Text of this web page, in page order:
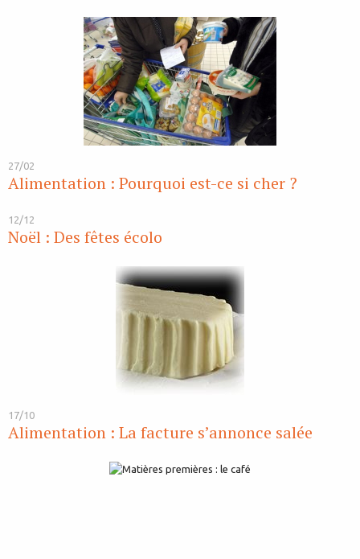
27/02
Alimentation : Pourquoi est-ce si cher ?
12/12
Noël : Des fêtes écolo
17/10
Alimentation : La facture s’annonce salée